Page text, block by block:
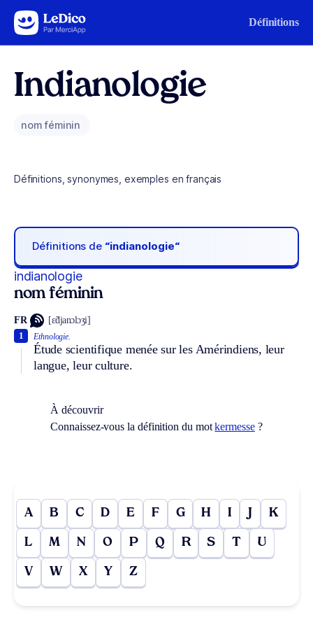
Aller au contenu Définitions
Indianologie
nom féminin
Définitions, synonymes, exemples en français
Définitions de “indianologie“
indianologie
nom féminin
FR [ɛ̃djanɔlɔʒi]
Ethnologie.
Étude scientifique menée sur les Amérindiens, leur
langue, leur culture.
1
À découvrir
Connaissez-vous la définition du motkermesse?
A B C D E F G H I J K
L M N O P Q R S T U
V W X Y Z